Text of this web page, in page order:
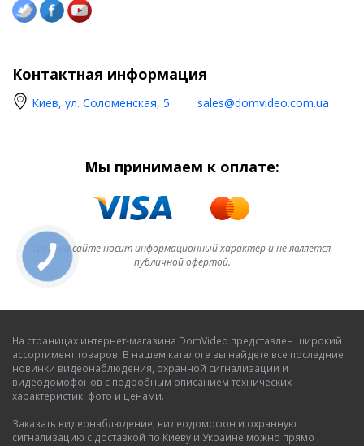
Контактная информация
Киев, ул. Соломенская, 5 sales@domvideo.com.ua
Мы принимаем к оплате:
Цена на сайте носит информационный характер и не является
публичной офертой.
На страницах интернет-магазина DomVideo представлен широкий
ассортимент товаров. В нашем каталоге вы найдете все последние
новинки видеонаблюдения, охранной сигнализации и
видеодомофонов с подробным описанием технических
характеристик, фото и ценами.
Заказать видеонаблюдение, видеодомофон и охранную
сигнализацию с доставкой по Киеву и Украине можно прямо